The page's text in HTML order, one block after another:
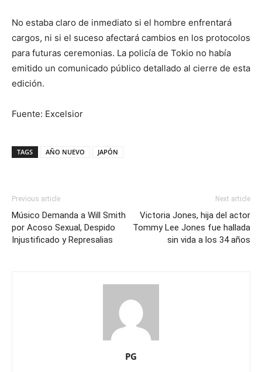
No estaba claro de inmediato si el hombre enfrentará
cargos, ni si el suceso afectará cambios en los protocolos
para futuras ceremonias. La policía de Tokio no había
emitido un comunicado público detallado al cierre de esta
edición.
Fuente: Excelsior
TAGS AÑO NUEVO JAPÓN
Previous article
Músico Demanda a Will Smith
por Acoso Sexual, Despido
Injustificado y Represalias
Next article
Victoria Jones, hija del actor
Tommy Lee Jones fue hallada
sin vida a los 34 años
PG